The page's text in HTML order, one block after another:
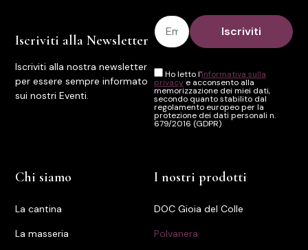
Iscriviti alla Newsletter
Iscriviti alla nostra newsletter
per essere sempre informato
sui nostri Eventi.
Ho letto l'informativa sulla
privacy e acconsento alla
memorizzazione dei miei dati,
secondo quanto stabilito dal
regolamento europeo per la
protezione dei dati personali n.
679/2016 (GDPR)
Chi siamo
La cantina
La masseria
I nostri prodotti
DOC Gioia del Colle
Polvanera